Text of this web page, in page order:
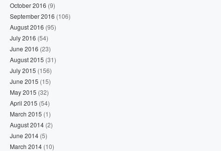
October 2016 (9)
September 2016 (106)
August 2016 (95)
July 2016 (54)
June 2016 (23)
August 2015 (31)
July 2015 (156)
June 2015 (15)
May 2015 (32)
April 2015 (54)
March 2015 (1)
August 2014 (2)
June 2014 (5)
March 2014 (10)